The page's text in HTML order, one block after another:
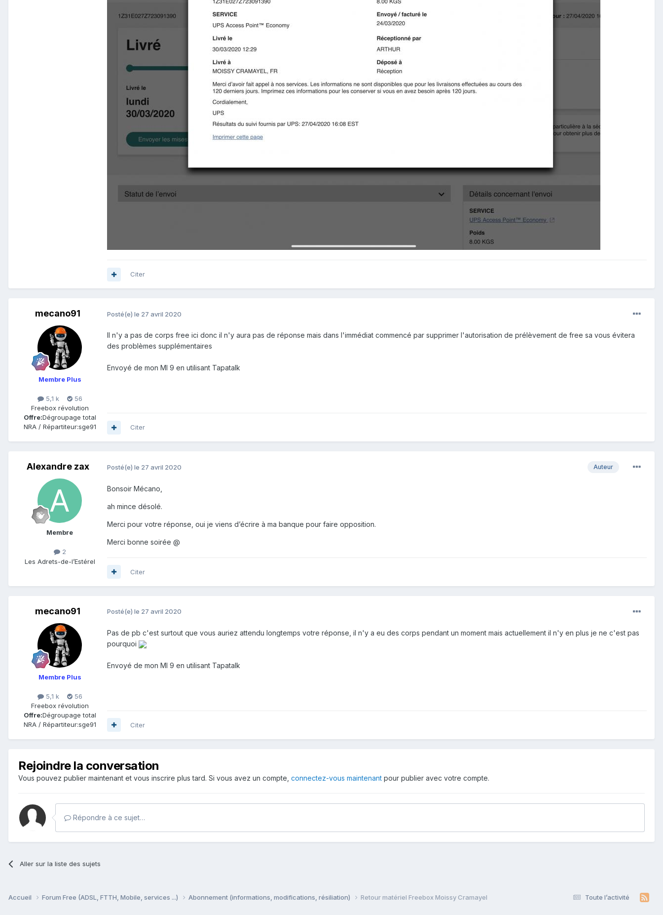
Citer
mecano91
Membre Plus
5,1 k
56
Freebox révolution
Offre:Dégroupage total
NRA / Répartiteur:sge91
Posté(e) le 27 avril 2020
Il n'y a pas de corps free ici donc il n'y aura pas de réponse mais dans l'immédiat commencé par supprimer l'autorisation de prélèvement de free sa vous évitera
des problèmes supplémentaires
Envoyé de mon MI 9 en utilisant Tapatalk
Citer
Alexandre zax
Membre
2
Les Adrets-de-l’Estérel
Auteur
Posté(e) le 27 avril 2020
Bonsoir Mécano,
ah mince désolé.
Merci pour votre réponse, oui je viens d’écrire à ma banque pour faire opposition.
Merci bonne soirée @
Citer
mecano91
Membre Plus
5,1 k
56
Freebox révolution
Offre:Dégroupage total
NRA / Répartiteur:sge91
Posté(e) le 27 avril 2020
Pas de pb c'est surtout que vous auriez attendu longtemps votre réponse, il n'y a eu des corps pendant un moment mais actuellement il n'y en plus je ne c'est pas
pourquoi
Envoyé de mon MI 9 en utilisant Tapatalk
Citer
Rejoindre la conversation
Vous pouvez publier maintenant et vous inscrire plus tard. Si vous avez un compte, connectez-vous maintenant pour publier avec votre compte.
Répondre à ce sujet…
Aller sur la liste des sujets
Toute l’activité
Accueil Forum Free (ADSL, FTTH, Mobile, services ...) Abonnement (informations, modifications, résiliation) Retour matériel Freebox Moissy Cramayel